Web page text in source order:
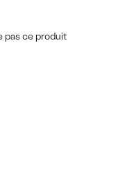
pas ce produit